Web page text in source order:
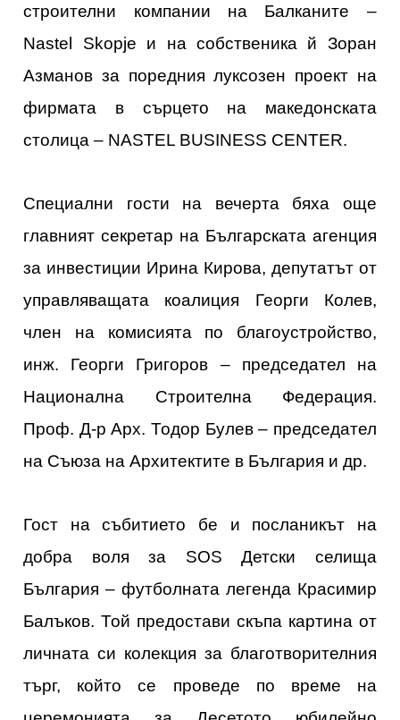
строителни компании на Балканите –
Nastel Skopje и на собственика й Зоран
Азманов за поредния луксозен проект на
фирмата в сърцето на македонската
столица – NASTEL BUSINESS CENTER.
Специални гости на вечерта бяха още
главният секретар на Българската агенция
за инвестиции Ирина Кирова, депутатът от
управляващата коалиция Георги Колев,
член на комисията по благоустройство,
инж. Георги Григоров – председател на
Национална Строителна Федерация.
Проф. Д-р Арх. Тодор Булев – председател
на Съюза на Архитектите в България и др.
Гост на събитието бе и посланикът на
добра воля за SOS Детски селища
България – футболната легенда Красимир
Балъков. Той предостави скъпа картина от
личната си колекция за благотворителния
търг, който се проведе по време на